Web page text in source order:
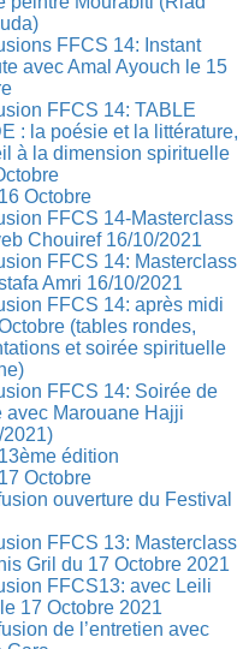
FFCS 14: Instant
avec Amal Ayouch le 15
FFCS 14: TABLE
: la poésie et la littérature,
à la dimension spirituelle
Octobre
FFCS 14-Masterclass
Chouiref 16/10/2021
FFCS 14: Masterclass
Amri 16/10/2021
FFCS 14: après midi
(tables rondes,
et soirée spirituelle
FFCS 14: Soirée de
avec Marouane Hajji
2021)
édition
Octobre
ouverture du Festival
FFCS 13: Masterclass
Gril du 17 Octobre 2021
FFCS13: avec Leili
17 Octobre 2021
de l’entretien avec